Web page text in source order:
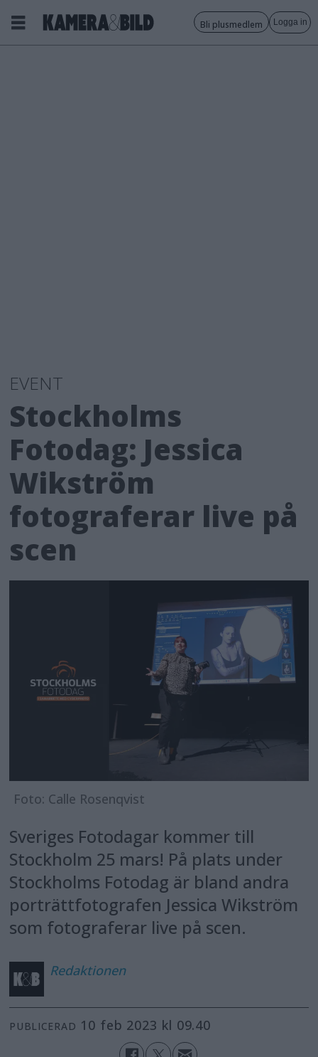
Bli plusmedlem Logga in
EVENT
Stockholms
Fotodag: Jessica
Wikström
fotograferar live på
scen
Foto: Calle Rosenqvist
Sveriges Fotodagar kommer till
Stockholm 25 mars! På plats under
Stockholms Fotodag är bland andra
porträttfotografen Jessica Wikström
som fotograferar live på scen.
Redaktionen
PUBLICERAD 10 feb 2023 kl 09.40